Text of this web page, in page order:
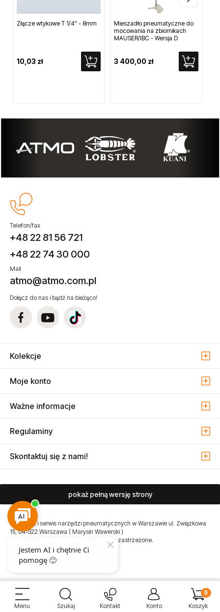
Złącze wtykowe T 1/4" - 8mm
10,03 zł
Mieszadło pneumatyczne do
mocowania na zbiornikach
MAUSER/IBC - Wersja D
3 400,00 zł
Telefon/fax
+48 22 81 56 721
+48 22 74 30 000
Mail
atmo@atmo.com.pl
Dołącz do nas i bądź na bieżąco!
Kolekcje
Moje konto
Ważne informacje
Regulaminy
Skontaktuj się z nami!
pokaż pełną wersję strony
Sprzedaż i serwis narzędzi pneumatycznych w Warszawie ul. Związkowa
15, 04-522 Warszawa ( Marysin Wawerski )
© 2026 Atmo Sp. z o.o. Wszelkie prawa zastrzeżone.
Sklep internetowy Shoper Premium